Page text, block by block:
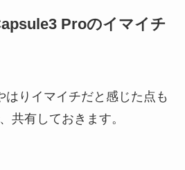
Proのイマイチ
はりイマイチだと感じた点も
共有しておきます。